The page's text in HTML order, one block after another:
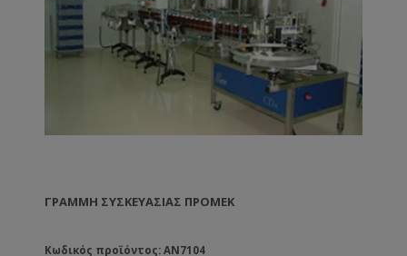
ΓΡΑΜΜΉ ΣΥΣΚΕΥΑΣΊΑΣ ΠΡΟΜΕΚ
Κωδικός προϊόντος: AN7104